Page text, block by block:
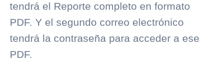
tendrá el Reporte completo en formato
PDF. Y el segundo correo electrónico
tendrá la contraseña para acceder a ese
PDF.